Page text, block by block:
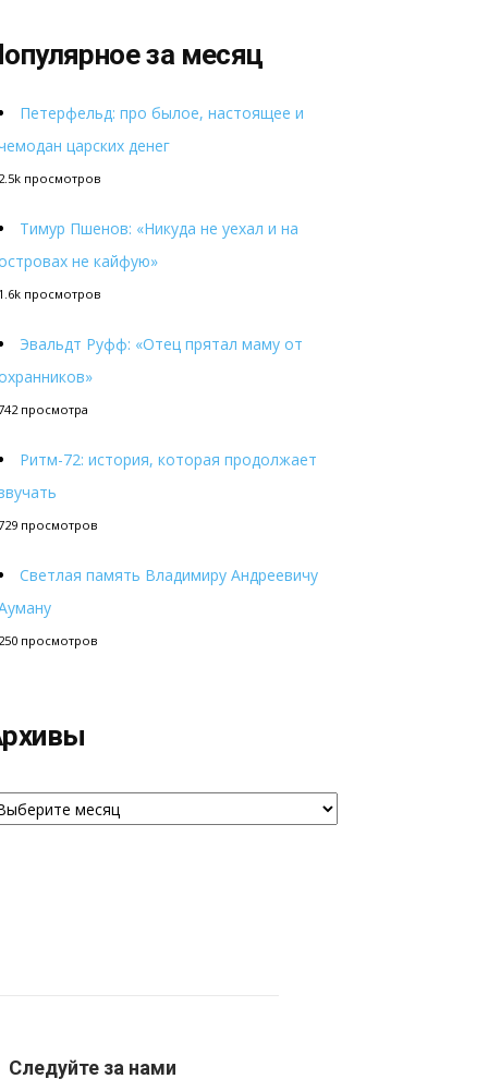
за месяц
Петерфельд: про былое, настоящее и
царских денег
просмотров
Тимур Пшенов: «Никуда не уехал и на
не кайфую»
просмотров
Эвальдт Руфф: «Отец прятал маму от
просмотра
Ритм-72: история, которая продолжает
просмотров
Светлая память Владимиру Андреевичу
просмотров
Следуйте за нами